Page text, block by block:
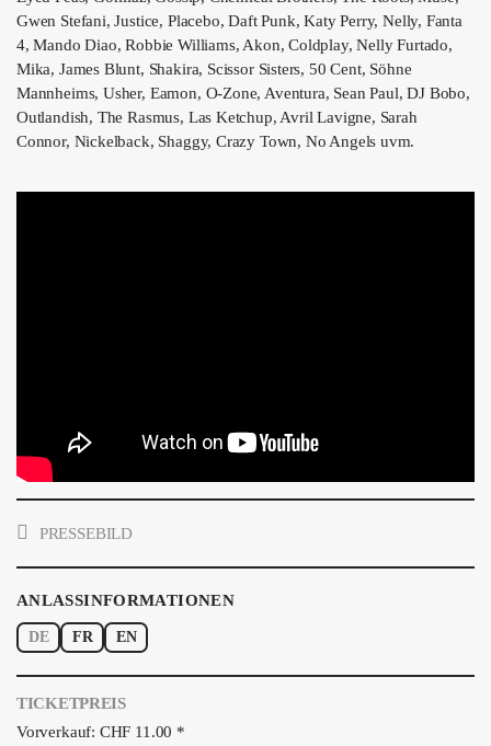
Gwen Stefani, Justice, Placebo, Daft Punk, Katy Perry, Nelly, Fanta
4, Mando Diao, Robbie Williams, Akon, Coldplay, Nelly Furtado,
Mika, James Blunt, Shakira, Scissor Sisters, 50 Cent, Söhne
Mannheims, Usher, Eamon, O-Zone, Aventura, Sean Paul, DJ Bobo,
Outlandish, The Rasmus, Las Ketchup, Avril Lavigne, Sarah
Connor, Nickelback, Shaggy, Crazy Town, No Angels uvm.
PRESSEBILD
ANLASSINFORMATIONEN
DE FR EN
TICKETPREIS
Vorverkauf: CHF 11.00 *